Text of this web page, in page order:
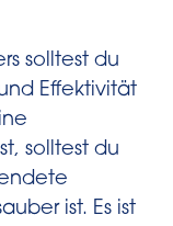
solltest du
Effektivität
solltest du
ist. Es ist